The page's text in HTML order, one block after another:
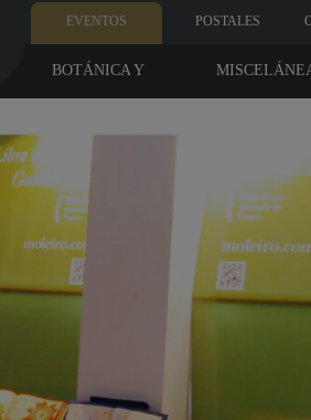
EVENTOS POSTALES
BOTÁNICA Y